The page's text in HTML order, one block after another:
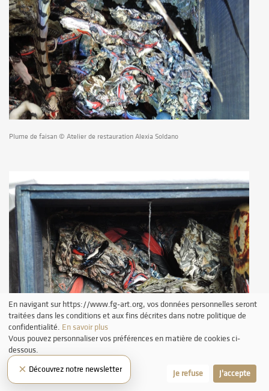
Plume de faisan © Atelier de restauration Alexia Soldano
× Découvrez notre newsletter
En navigant sur https://www.fg-art.org, vos données personnelles seront
traitées dans les conditions et aux fins décrites dans notre politique de
confidentialité. En savoir plus
Vous pouvez personnaliser vos préférences en matière de cookies ci-
dessous.
Laissez-moi choisir Je refuse J'accepte